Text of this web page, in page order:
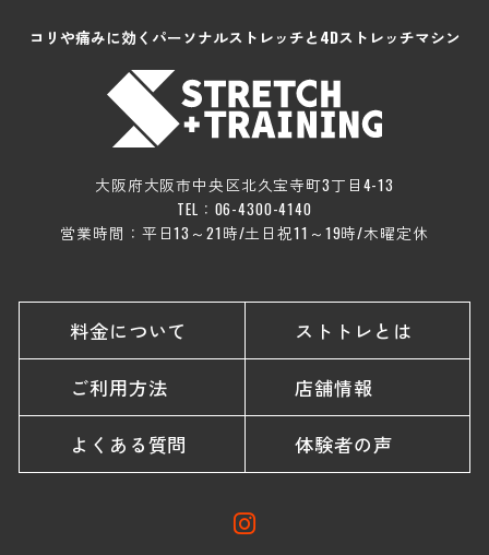
コリや痛みに効くパーソナルストレッチと4Dストレッチマシン
大阪府大阪市中央区北久宝寺町3丁目4-13
TEL：06-4300-4140
営業時間：平日13～21時/土日祝11～19時/木曜定休
料金について
ストトレとは
ご利用方法
店舗情報
よくある質問
体験者の声